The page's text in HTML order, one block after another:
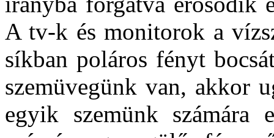
A tv-k és monitorok a
síkban poláros fényt
szemüvegünk van, akkor
egyik szemünk számára